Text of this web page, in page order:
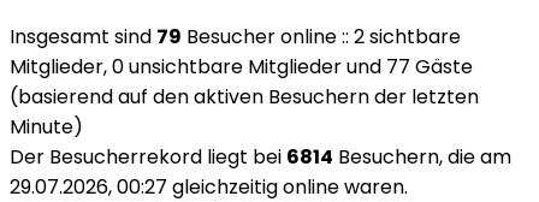
Insgesamt sind 79 Besucher online :: 2 sichtbare
Mitglieder, 0 unsichtbare Mitglieder und 77 Gäste
(basierend auf den aktiven Besuchern der letzten
Minute)
Der Besucherrekord liegt bei 6814 Besuchern, die am
29.07.2026, 00:27 gleichzeitig online waren.